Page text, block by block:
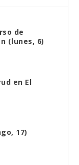
de
(lunes, 6)
en El
17)